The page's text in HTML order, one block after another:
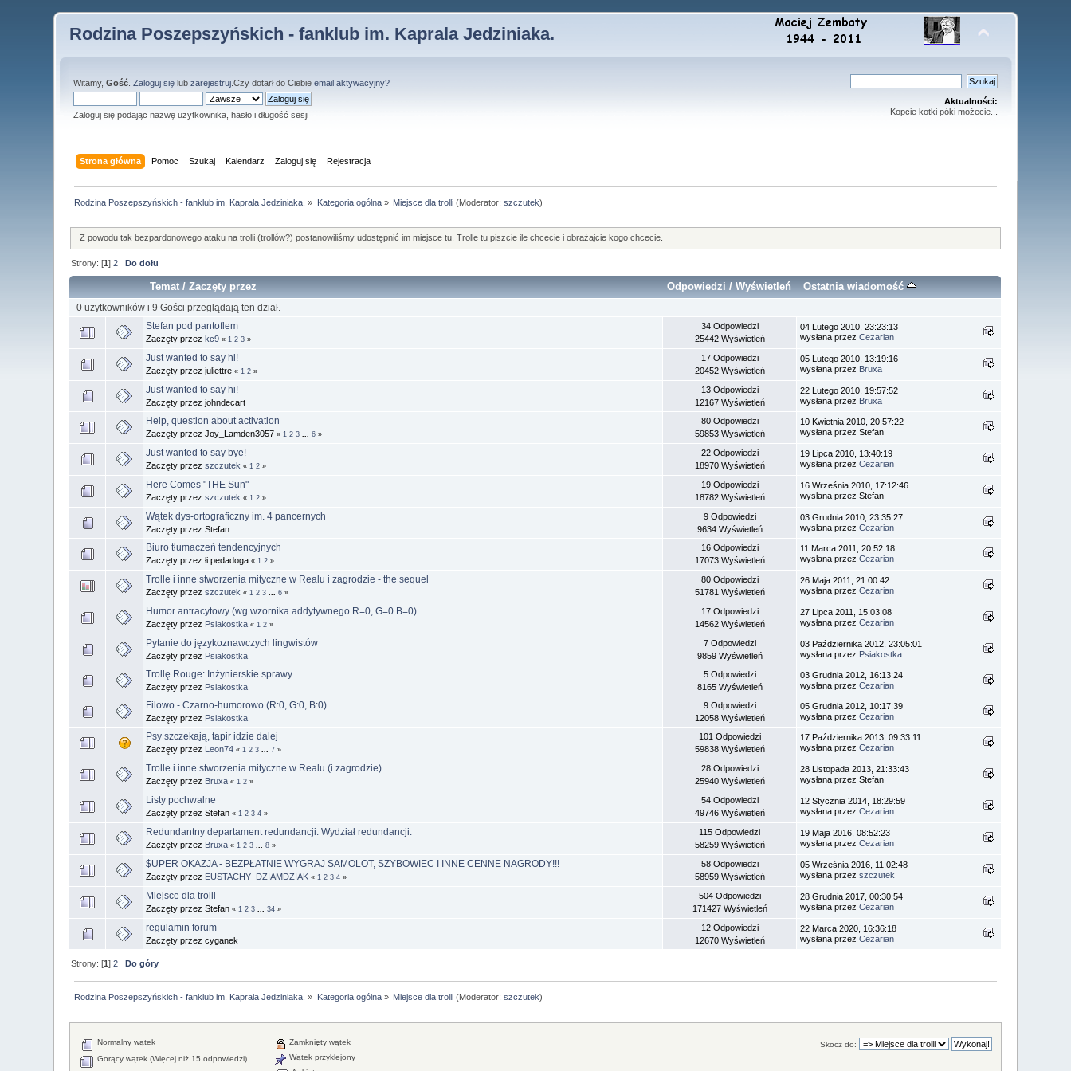
Rodzina Poszepszyńskich - fanklub im. Kaprala Jedziniaka.
Witamy,Gość .Zaloguj się lubzarejestruj .Czy dotarł do Ciebieemail aktywacyjny?
Zaloguj się podając nazwę użytkownika, hasło i długość sesji
Aktualności:
Kopcie kotki póki możecie...
Strona główna Pomoc Szukaj Kalendarz Zaloguj się Rejestracja
Rodzina Poszepszyńskich - fanklub im. Kaprala Jedziniaka. » Kategoria ogólna» Miejsce dla trolli (Moderator:szczutek)
Z powodu tak bezpardonowego ataku na trolli (trollów?) postanowiliśmy udostępnić im miejsce tu. Trolle tu piszcie ile chcecie i obrażajcie kogo chcecie.
Strony: [1]2 Do dołu
Temat /Zaczęty przez Odpowiedzi /Wyświetleń Ostatnia wiadomość
0 użytkowników i 9 Gości przeglądają ten dział.
Stefan pod pantoflem
Zaczęty przezkc9 « 1 2 3 »
34 Odpowiedzi
25442 Wyświetleń
04 Lutego 2010, 23:23:13
wysłana przezCezarian
Just wanted to say hi!
Zaczęty przez juliettre« 1 2 »
17 Odpowiedzi
20452 Wyświetleń
05 Lutego 2010, 13:19:16
wysłana przez Bruxa
Just wanted to say hi!
Zaczęty przez johndecart
13 Odpowiedzi
12167 Wyświetleń
22 Lutego 2010, 19:57:52
wysłana przez Bruxa
Help, question about activation
Zaczęty przez Joy_Lamden3057« 1 2 3 ...6 »
80 Odpowiedzi
59853 Wyświetleń
10 Kwietnia 2010, 20:57:22
wysłana przez Stefan
Just wanted to say bye!
Zaczęty przezszczutek « 1 2 »
22 Odpowiedzi
18970 Wyświetleń
19 Lipca 2010, 13:40:19
wysłana przezCezarian
Here Comes "THE Sun"
Zaczęty przezszczutek « 1 2 »
19 Odpowiedzi
18782 Wyświetleń
16 Września 2010, 17:12:46
wysłana przez Stefan
Wątek dys-ortograficzny im. 4 pancernych
Zaczęty przez Stefan
9 Odpowiedzi
9634 Wyświetleń
03 Grudnia 2010, 23:35:27
wysłana przezCezarian
Biuro tłumaczeń tendencyjnych
Zaczęty przez łi pedadoga« 1 2 »
16 Odpowiedzi
17073 Wyświetleń
11 Marca 2011, 20:52:18
wysłana przezCezarian
Trolle i inne stworzenia mityczne w Realu i zagrodzie - the sequel
Zaczęty przezszczutek « 1 2 3 ...6 »
80 Odpowiedzi
51781 Wyświetleń
26 Maja 2011, 21:00:42
wysłana przezCezarian
Humor antracytowy (wg wzornika addytywnego R=0, G=0 B=0)
Zaczęty przez Psiakostka « 1 2 »
17 Odpowiedzi
14562 Wyświetleń
27 Lipca 2011, 15:03:08
wysłana przezCezarian
Pytanie do językoznawczych lingwistów
Zaczęty przez Psiakostka
7 Odpowiedzi
9859 Wyświetleń
03 Października 2012, 23:05:01
wysłana przez Psiakostka
Trollę Rouge: Inżynierskie sprawy
Zaczęty przez Psiakostka
5 Odpowiedzi
8165 Wyświetleń
03 Grudnia 2012, 16:13:24
wysłana przezCezarian
Filowo - Czarno-humorowo (R:0, G:0, B:0)
Zaczęty przez Psiakostka
9 Odpowiedzi
12058 Wyświetleń
05 Grudnia 2012, 10:17:39
wysłana przezCezarian
Psy szczekają, tapir idzie dalej
Zaczęty przez Leon74 « 1 2 3 ...7 »
101 Odpowiedzi
59838 Wyświetleń
17 Października 2013, 09:33:11
wysłana przezCezarian
Trolle i inne stworzenia mityczne w Realu (i zagrodzie)
Zaczęty przez Bruxa « 1 2 »
28 Odpowiedzi
25940 Wyświetleń
28 Listopada 2013, 21:33:43
wysłana przez Stefan
Listy pochwalne
Zaczęty przez Stefan« 1 2 3 4 »
54 Odpowiedzi
49746 Wyświetleń
12 Stycznia 2014, 18:29:59
wysłana przezCezarian
Redundantny departament redundancji. Wydział redundancji.
Zaczęty przez Bruxa « 1 2 3 ...8 »
115 Odpowiedzi
58259 Wyświetleń
19 Maja 2016, 08:52:23
wysłana przezCezarian
$UPER OKAZJA - BEZPŁATNIE WYGRAJ SAMOLOT, SZYBOWIEC I INNE CENNE NAGRODY!!!
Zaczęty przez EUSTACHY_DZIAMDZIAK « 1 2 3 4 »
58 Odpowiedzi
58959 Wyświetleń
05 Września 2016, 11:02:48
wysłana przezszczutek
Miejsce dla trolli
Zaczęty przez Stefan« 1 2 3 ...34 »
504 Odpowiedzi
171427 Wyświetleń
28 Grudnia 2017, 00:30:54
wysłana przezCezarian
regulamin forum
Zaczęty przez cyganek
12 Odpowiedzi
12670 Wyświetleń
22 Marca 2020, 16:36:18
wysłana przezCezarian
Strony: [1]2 Do góry
Rodzina Poszepszyńskich - fanklub im. Kaprala Jedziniaka. » Kategoria ogólna» Miejsce dla trolli (Moderator:szczutek)
Skocz do:
Normalny wątek
Gorący wątek (Więcej niż 15 odpowiedzi)
Zamknięty wątek
Wątek przyklejony